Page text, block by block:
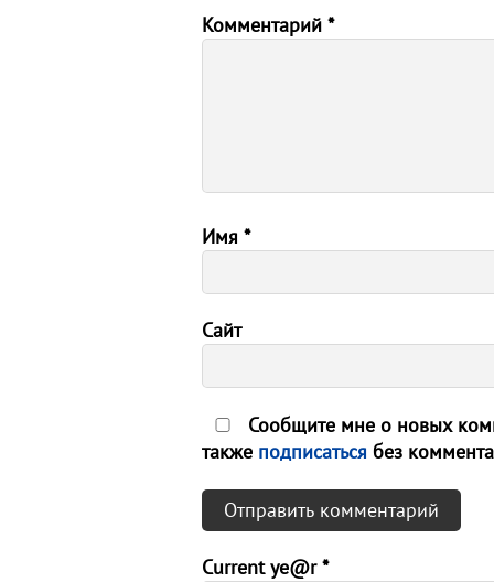
Комментарий *
Имя *
Сайт
Сообщите мне о новых
также подписаться без
Current ye@r*